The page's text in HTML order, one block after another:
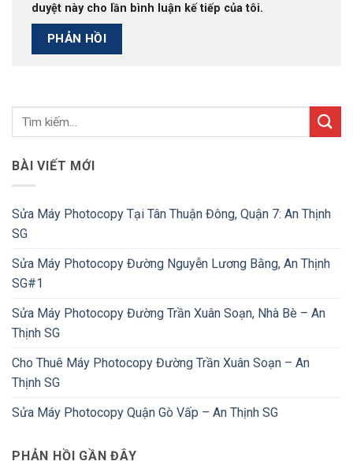
duyệt này cho lần bình luận kế tiếp của tôi.
BÀI VIẾT MỚI
Sửa Máy Photocopy Tại Tân Thuận Đông, Quận 7: An Thịnh
SG
Sửa Máy Photocopy Đường Nguyễn Lương Bằng, An Thịnh
SG#1
Sửa Máy Photocopy Đường Trần Xuân Soạn, Nhà Bè – An
Thịnh SG
Cho Thuê Máy Photocopy Đường Trần Xuân Soạn – An
Thịnh SG
Sửa Máy Photocopy Quận Gò Vấp – An Thịnh SG
PHẢN HỒI GẦN ĐÂY